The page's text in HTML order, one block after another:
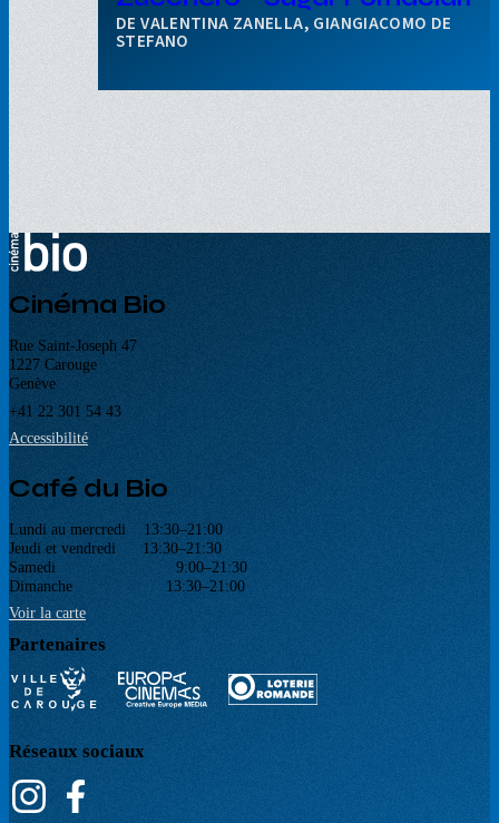
VALENTINA ZANELLA, GIANGIACOMO DE
STEFANO
Cinéma Bio
Rue Saint-Joseph 47
1227 Carouge
Genève
+41 22 301 54 43
Accessibilité
Café du Bio
Lundi au mercredi 13:30–21:00
Jeudi et vendredi 13:30–21:30
Samedi 9:00–21:30
Dimanche 13:30–21:00
Voir la carte
Partenaires
Réseaux sociaux